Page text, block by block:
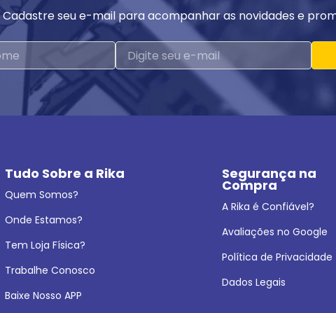
Cadastre seu e-mail para acompanhar as novidades e
Tudo Sobre a Rika
Quem Somos?
Onde Estamos?
Tem Loja Física?
Trabalhe Conosco
Baixe Nosso APP
Segurança na
Compra
A Rika é Confiável?
Avaliações no Google
Política de Privacidade
Dados Legais